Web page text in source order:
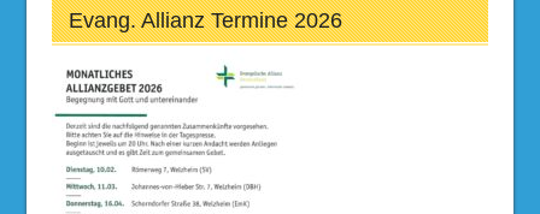
Evang. Allianz Termine 2026